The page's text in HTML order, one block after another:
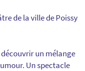
de la ville de Poissy
un mélange
Un spectacle